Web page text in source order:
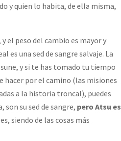
y quien lo habita, de ella misma,
el peso del cambio es mayor y
una sed de sangre salvaje. La
y si te has tomado tu tiempo
hacer por el camino (las misiones
a la historia troncal), puedes
son su sed de sangre, pero Atsu es
siendo de las cosas más